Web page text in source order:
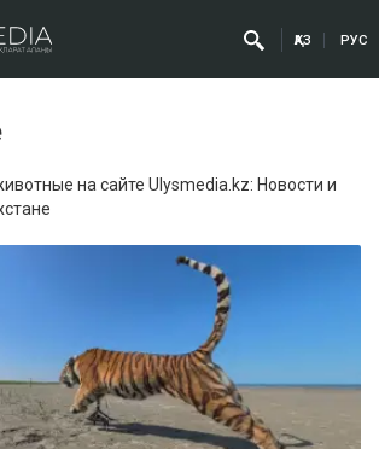
ҚАЗ РУС
на сайте Ulysmedia.kz: Новости и